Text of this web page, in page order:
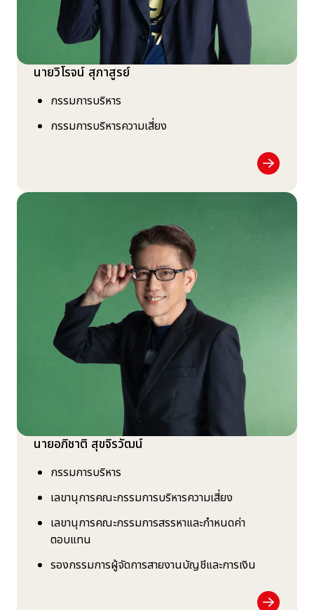
นายวิโรจน์ สุภาสูรย์
กรรมการบริหาร
กรรมการบริหารความเสี่ยง
นายอภิชาติ สุขจิรวัฒน์
กรรมการบริหาร
เลขานุการคณะกรรมการบริหารความเสี่ยง
เลขานุการคณะกรรมการสรรหาและกำหนดค่า
ตอบแทน
รองกรรมการผู้จัดการสายงานบัญชีและการเงิน